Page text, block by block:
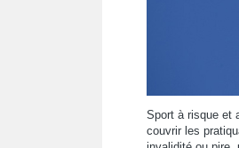
Sport à risque et
couvrir les